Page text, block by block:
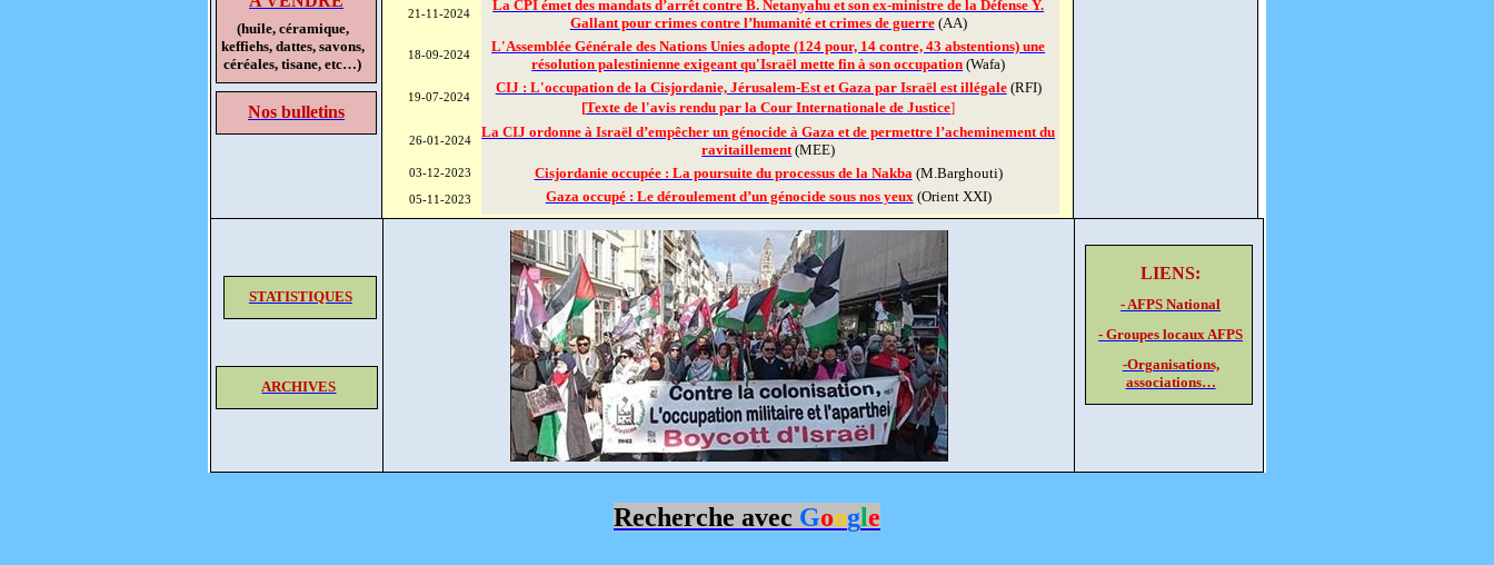
(huile, céramique,
keffiehs, dattes, savons,
céréales, tisane, etc…)
Nos bulletins
21-11-2024
La CPI émet des mandats d’arrêt contre B. Netanyahu et son ex-ministre de la Défense Y.
Gallant pour crimes contre l’humanité et crimes de guerre (AA)
18-09-2024
L'Assemblée Générale des Nations Unies adopte (124 pour, 14 contre, 43 abstentions) une
résolution palestinienne exigeant qu'Israël mette fin à son occupation (Wafa)
19-07-2024
CIJ : L'occupation de la Cisjordanie, Jérusalem-Est et Gaza par Israël est illégale (RFI)
[Texte de l'avis rendu par la Cour Internationale de Justice]
26-01-2024
La CIJ ordonne à Israël d’empêcher un génocide à Gaza et de permettre l’acheminement du
ravitaillement (MEE)
03-12-2023 Cisjordanie occupée : La poursuite du processus de la Nakba (M.Barghouti)
05-11-2023 Gaza occupé : Le déroulement d’un génocide sous nos yeux (Orient XXI)
STATISTIQUES
ARCHIVES
LIENS:
- AFPS National
- Groupes locaux AFPS
-Organisations,
associations…
Recherche avec Google